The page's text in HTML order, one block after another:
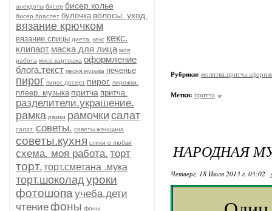
анекдоты бисер бисер колье
бисер.браслет булочка волосы. уход.
вязание крючком
вязание.спицы диета. кекс кекс.
клипарт маска для лица моя
работа мясо.картошка оформление
блога.текст песня.музыка печенье
пирог пирог десерт пирог. пирожки.
плеер. музыка притча притча.
разделители.украшение.
рамка рамки рамочки салат
салат. советы. советы.женщина
советы.кухня стихи о любви
схема. моя работа. торт
торт. торт.сметана .мука
торт.шоколадуроки
фотошопа учеба.дети
чтениефоны фоны.
Рубрики:
Метки: притча
НАРОДНАЯ
Четверг, 18 Июля 2013 г. 03:02